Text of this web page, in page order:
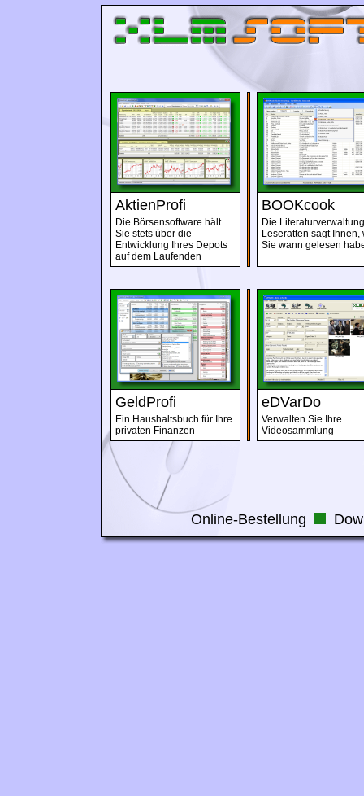
AktienProfi
Die Börsensoftware hält
Sie stets über die
Entwicklung Ihres Depots
auf dem Laufenden
BOOKcook
Die
Leseratten sagt Ihnen,
Sie wann gelesen
GeldProfi
Ein Haushaltsbuch für Ihre
privaten Finanzen
eDVarDo
Verwalten Sie Ihre
Videosammlung
Online-Bestellung